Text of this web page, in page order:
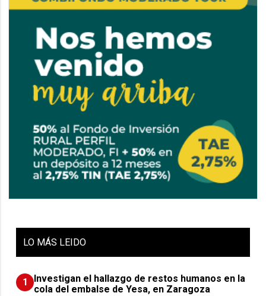
LO MÁS LEIDO
1
Investigan el hallazgo de restos humanos en la
cola del embalse de Yesa, en Zaragoza